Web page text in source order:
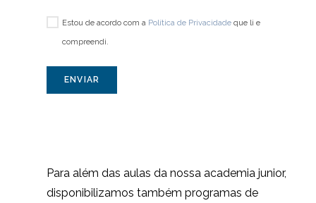
Estou de acordo com a Política de Privacidade que li e
compreendi.
ENVIAR
Para além das aulas da nossa academia junior,
disponibilizamos também programas de